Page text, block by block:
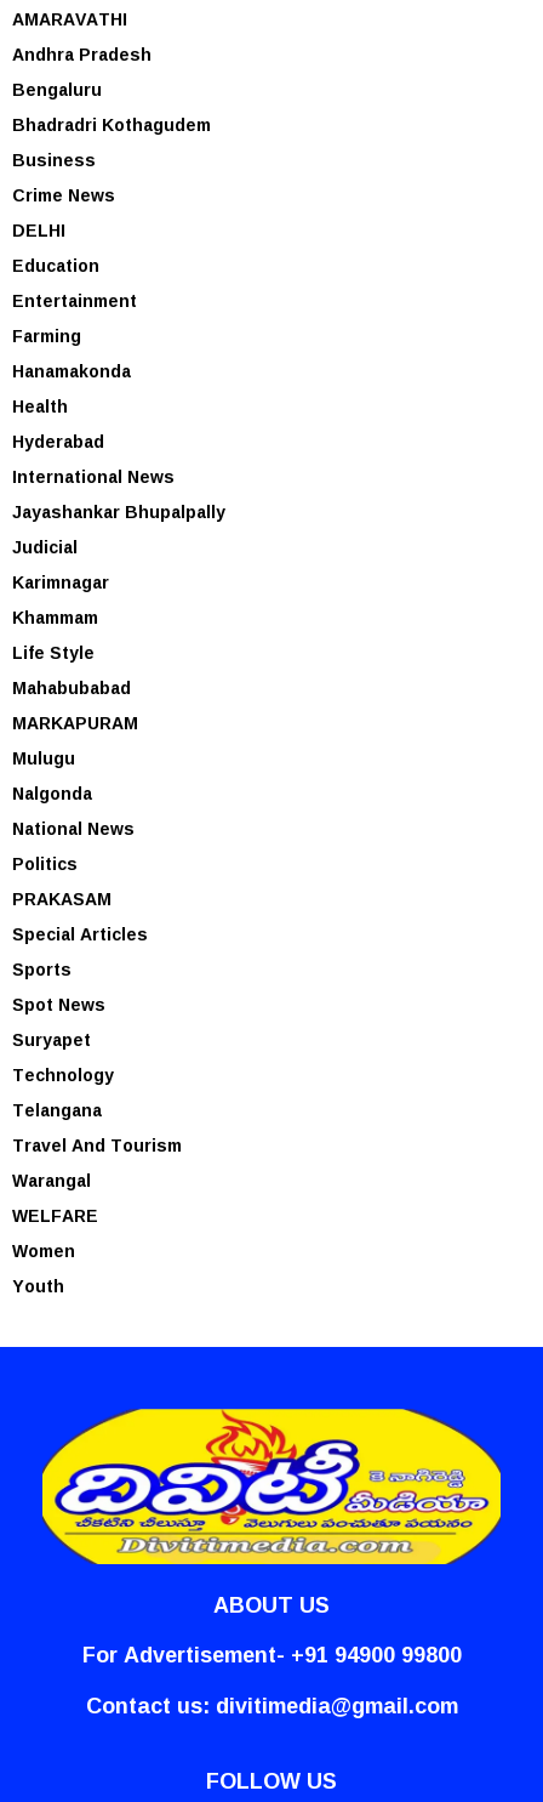
AMARAVATHI
Andhra Pradesh
Bengaluru
Bhadradri Kothagudem
Business
Crime News
DELHI
Education
Entertainment
Farming
Hanamakonda
Health
Hyderabad
International News
Jayashankar Bhupalpally
Judicial
Karimnagar
Khammam
Life Style
Mahabubabad
MARKAPURAM
Mulugu
Nalgonda
National News
Politics
PRAKASAM
Special Articles
Sports
Spot News
Suryapet
Technology
Telangana
Travel And Tourism
Warangal
WELFARE
Women
Youth
ABOUT US
For Advertisement- +91 94900 99800
Contact us: divitimedia@gmail.com
FOLLOW US